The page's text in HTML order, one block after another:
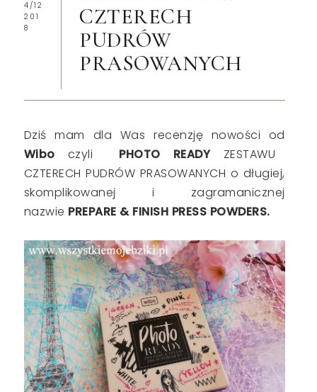
4/12
201
8
CZTERECH
PUDRÓW
PRASOWANYCH
Dziś mam dla Was recenzję nowości od
Wibo czyli PHOTO READYZESTAWU
CZTERECH PUDRÓW PRASOWANYCH o długiej,
skomplikowanej i zagramanicznej
nazwie PREPARE & FINISH PRESS POWDERS.